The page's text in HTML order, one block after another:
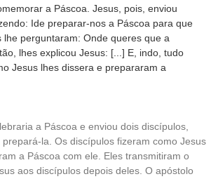
a Páscoa. Jesus, pois, enviou
Ide preparar-nos a Páscoa para que
lhe perguntaram: Onde queres que a
lhes explicou Jesus: [...] E, indo, tudo
Jesus lhes dissera e prepararam a
a Páscoa e enviou dois discípulos,
la. Os discípulos fizeram como Jesus
a Páscoa com ele. Eles transmitiram o
aos discípulos depois deles. O apóstolo